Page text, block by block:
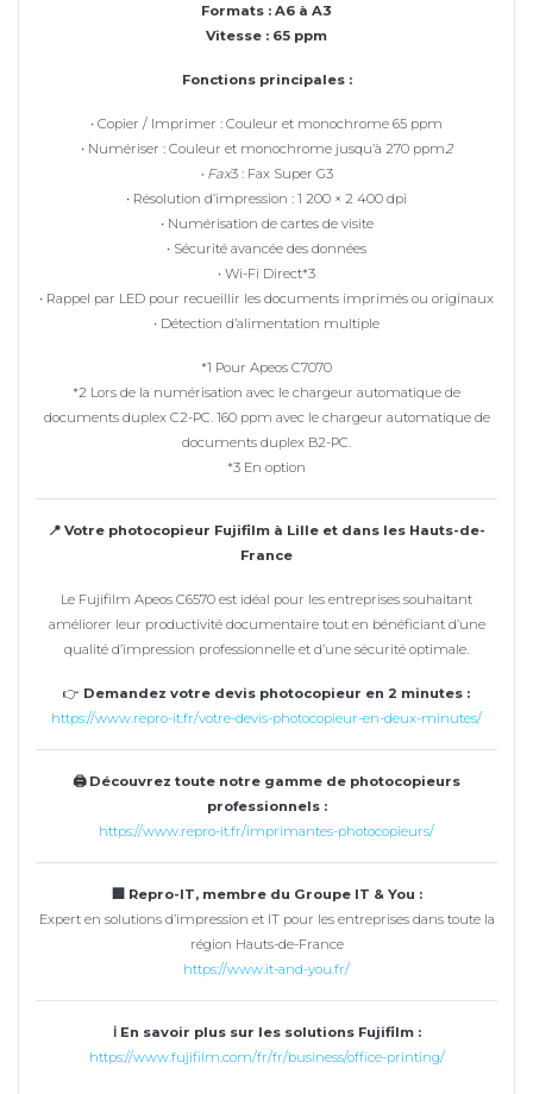
Formats : A6 à A3
Vitesse : 65 ppm
Fonctions principales :
• Copier / Imprimer : Couleur et monochrome 65 ppm
• Numériser : Couleur et monochrome jusqu’à 270 ppm2
• Fax3 : Fax Super G3
• Résolution d’impression : 1 200 × 2 400 dpi
• Numérisation de cartes de visite
• Sécurité avancée des données
• Wi-Fi Direct*3
• Rappel par LED pour recueillir les documents imprimés ou originaux
• Détection d’alimentation multiple
*1 Pour Apeos C7070
*2 Lors de la numérisation avec le chargeur automatique de
documents duplex C2-PC. 160 ppm avec le chargeur automatique de
documents duplex B2-PC.
*3 En option
📍 Votre photocopieur Fujifilm à Lille et dans les Hauts-de-
France
Le Fujifilm Apeos C6570 est idéal pour les entreprises souhaitant
améliorer leur productivité documentaire tout en bénéficiant d’une
qualité d’impression professionnelle et d’une sécurité optimale.
👉 Demandez votre devis photocopieur en 2 minutes :
https://www.repro-it.fr/votre-devis-photocopieur-en-deux-minutes/
🖨 Découvrez toute notre gamme de photocopieurs
professionnels :
https://www.repro-it.fr/imprimantes-photocopieurs/
🏢 Repro-IT, membre du Groupe IT & You :
Expert en solutions d’impression et IT pour les entreprises dans toute la
région Hauts-de-France
https://www.it-and-you.fr/
ℹ En savoir plus sur les solutions Fujifilm :
https://www.fujifilm.com/fr/fr/business/office-printing/